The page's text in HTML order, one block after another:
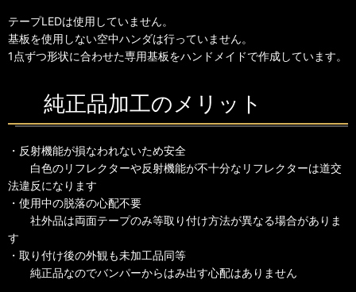
テープLEDは使用していません。
基板を使用しない空中ハンダは行っていません。
1点ずつ形状に合わせた専用基板をハンドメイドで作成しています。
純正品加工のメリット
・反射機能が損なわれないため安全
白色のリフレクターや反射機能が不十分なリフレクターは道交
法違反になります
・使用中の脱落の心配不要
社外品は両面テープのみ等取り付け方法が異なる場合がありま
す
・取り付け後の外観も未加工品同等
純正品なのでバンパーからはみ出す心配はありません